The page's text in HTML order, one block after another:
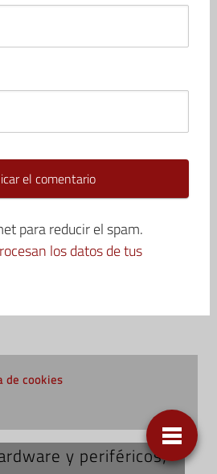
para reducir el spam.
los datos de tus
de cookies
y periféricos;